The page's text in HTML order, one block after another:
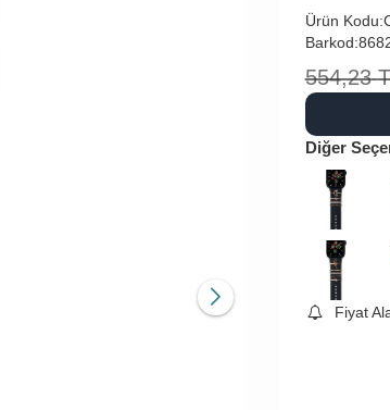
Ürün Kodu:
Barkod:
554,23
Diğer
Fiyat